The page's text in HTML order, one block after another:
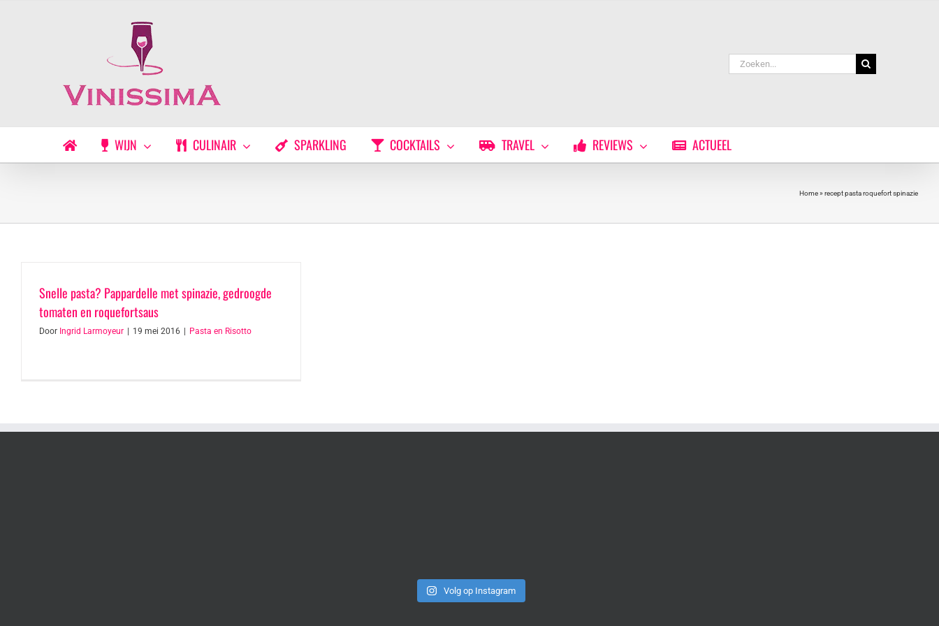
Zoeken
naar:
WIJN CULINAIR SPARKLING COCKTAILS TRAVEL REVIEWS ACTUEEL
Home» recept pasta roquefort spinazie
Snelle pasta? Pappardelle met spinazie, gedroogde
tomaten en roquefortsaus
Door Ingrid Larmoyeur 19 mei 2016 Pasta en Risotto
Volg op Instagram